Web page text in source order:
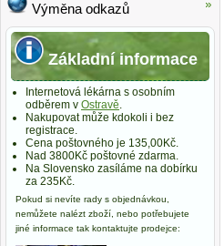
Výměna odkazů
Základní informace
Internetová lékárna s osobním
odběrem v Ostravě.
Nakupovat může kdokoli i bez
registrace.
Cena poštovného je 135,00Kč.
Nad 3800Kč poštovné zdarma.
Na Slovensko zasíláme na dobírku
za 235Kč.
Pokud si nevíte rady s objednávkou,
nemůžete nalézt zboží, nebo potřebujete
jiné informace tak kontaktujte prodejce: